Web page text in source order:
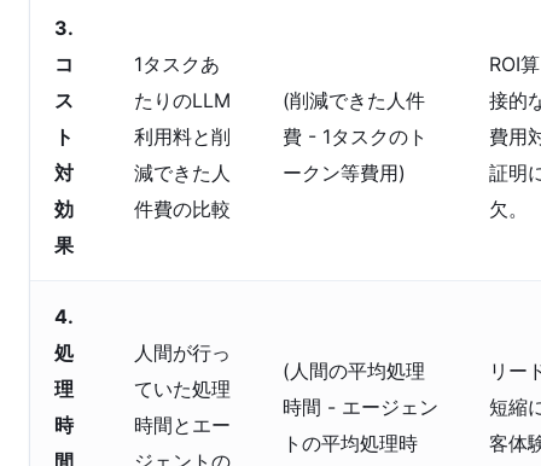
3.
コ
ス
ト
対
効
果
1タスクあ
たりのLLM
利用料と削
減できた人
件費の比較
(削減できた人件
費 - 1タスクのト
ークン等費用)
ROI
接的
費用
証明
欠。
4.
処
理
時
人間が行っ
ていた処理
時間とエー
(人間の平均処理
時間 - エージェン
トの平均処理時
リー
短縮
客体